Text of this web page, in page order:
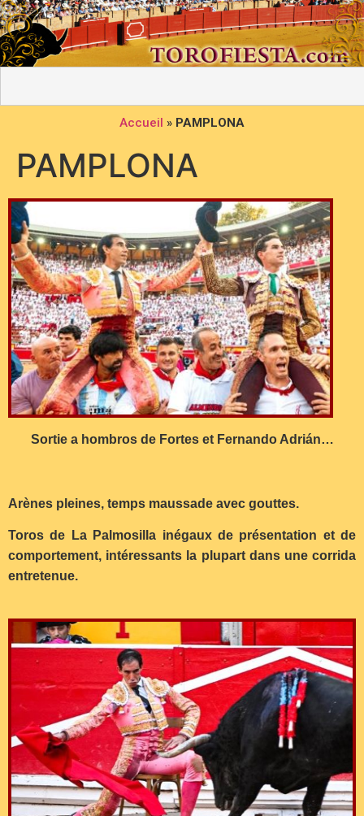
Accueil » PAMPLONA
PAMPLONA
Sortie a hombros de Fortes et Fernando Adrián…
Arènes pleines, temps maussade avec gouttes.
Toros de La Palmosilla inégaux de présentation et de
comportement, intéressants la plupart dans une corrida
entretenue.